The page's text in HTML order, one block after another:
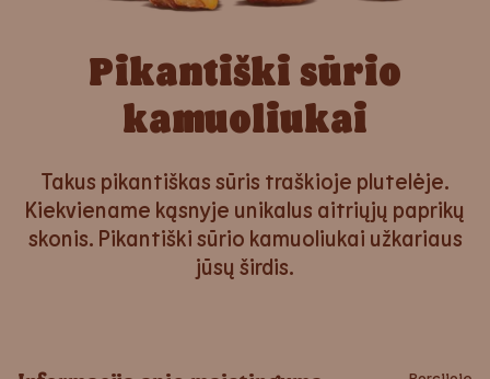
Pikantiški sūrio
kamuoliukai
Takus pikantiškas sūris traškioje plutelėje.
Kiekviename kąsnyje unikalus aitriųjų paprikų
skonis. Pikantiški sūrio kamuoliukai užkariaus
jūsų širdis.